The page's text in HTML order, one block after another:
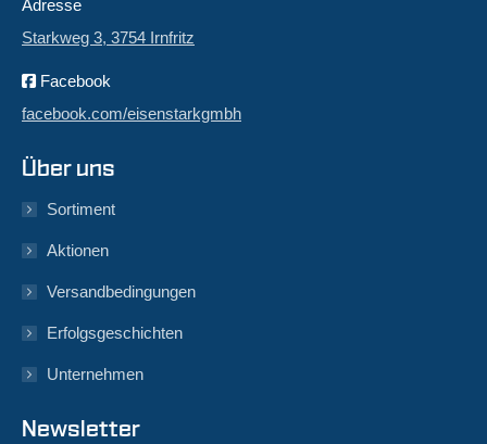
Adresse
Starkweg 3, 3754 Irnfritz
Facebook
facebook.com/eisenstarkgmbh
Über uns
Sortiment
Aktionen
Versandbedingungen
Erfolgsgeschichten
Unternehmen
Newsletter